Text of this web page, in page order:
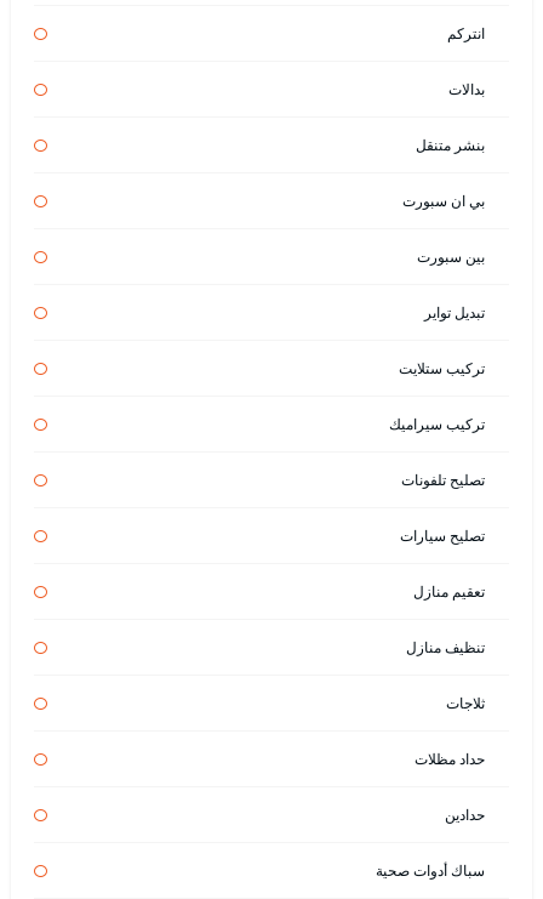
انتركم
بدالات
بنشر متنقل
بي ان سبورت
بين سبورت
تبديل تواير
تركيب ستلايت
تركيب سيراميك
تصليح تلفونات
تصليح سيارات
تعقيم منازل
تنظيف منازل
ثلاجات
حداد مظلات
حدادين
سباك أدوات صحية